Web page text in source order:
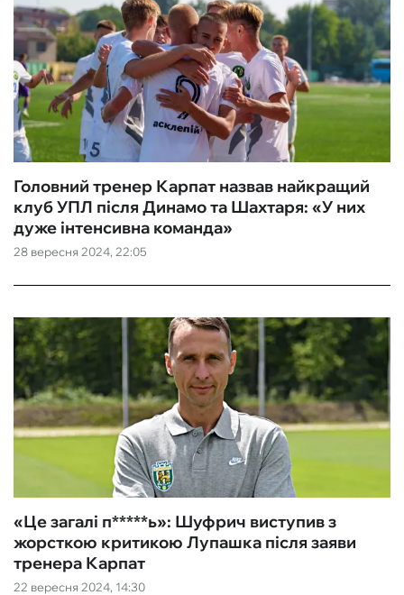
БУКМЕКЕРИ
28 вересня 2024, 22:05
Головний тренер Карпат назвав найкращий
клуб УПЛ після Динамо та Шахтаря: «У них
дуже інтенсивна команда»
22 вересня 2024, 14:30
«Це загалі п*****ь‎»: Шуфрич виступив з
жорсткою критикою Лупашка після заяви
тренера Карпат